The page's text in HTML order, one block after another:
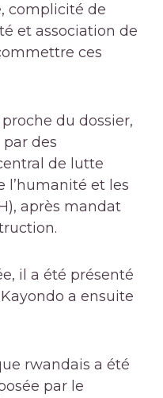
complicité de
et association de
ces
du dossier,
des
de lutte
l’humanité et les
après mandat
il a été présenté
a ensuite
rwandais a été
par le